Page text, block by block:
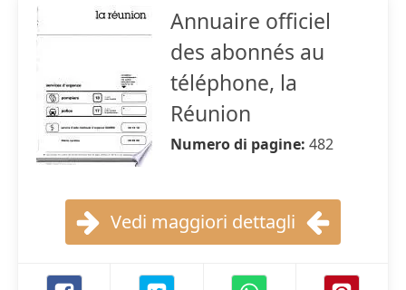
Annuaire officiel
des abonnés au
téléphone, la
Réunion
Numero di pagine: 482
Vedi maggiori dettagli